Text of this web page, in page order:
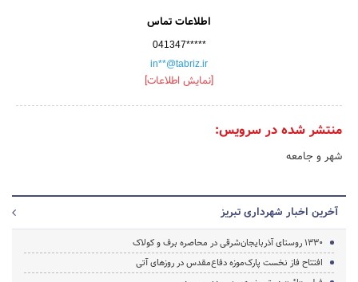
اطلاعات تماس
041347*****
in**@tabriz.ir
[نمایش اطلاعات]
منتشر شده در سرویس:
شهر و جامعه
آخرین اخبار شهرداری تبریز
1330 روستای آذربایجان‌شرقی در محاصره برف و کولاک
افتتاح فاز نخست پارک‌موزه‌ دفاع‌مقدس در روزهای آتی